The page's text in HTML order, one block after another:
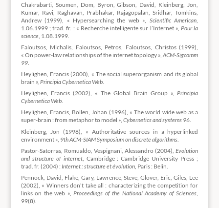
Chakrabarti, Soumen, Dom, Byron, Gibson, David, Kleinberg, Jon,
Kumar, Ravi, Raghavan, Prabhakar, Rajagopalan, Sridhar, Tomkins,
Andrew (1999), « Hypersearching the web », Scientific American
1.06.1999 ; trad. fr. : « Recherche intelligente sur l’Internet », Pour la
science, 1.08.1999.
Faloutsos, Michalis, Faloutsos, Petros, Faloutsos, Christos (1999),
« On power-law relationships of the internet topology »,ACM-Sigcomm
99.
Heylighen, Francis (2000), « The social superorganism and its global
brain », Principia Cybernetica Web.
Heylighen, Francis (2002), « The Global Brain Group »,Principia
Cybernetica Web.
Heylighen, Francis, Bollen, Johan (1996), « The world wide web as a
super-brain : from metaphor to model », Cybernetics and systems 96.
Kleinberg, Jon (1998), « Authoritative sources in a hyperlinked
environment », 9th ACM-SIAM Symposium on discrete algorithms.
Pastor-Satorras, Romualdo, Vespignani, Alessandro (2004),Evolution
and structure of internet, Cambridge : Cambridge University Press ;
trad. fr. (2004) : Internet : structure et évolution, Paris : Belin.
Pennock, David, Flake, Gary, Lawrence, Steve, Glover, Eric, Giles, Lee
(2002), « Winners don’t take all : characterizing the competition for
links on the web », Proceedings of the National Academy of Sciences
99(8).